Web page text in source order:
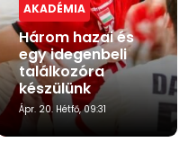
AKADÉMIA
Három hazai és
egy idegenbeli
találkozóra
készülünk
Ápr. 20. Hétfő, 09:31